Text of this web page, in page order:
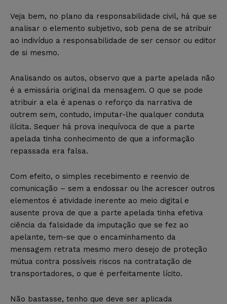
Veja bem, no plano da responsabilidade civil, há que se
analisar o elemento subjetivo, sob pena de se atribuir
ao indivíduo a responsabilidade de ser censor ou editor
de si mesmo.
Analisando os autos, observo que a parte apelada não
é a emissária original da mensagem. O que se pode
atribuir a ela é apenas o reforço da narrativa de
outrem sem, contudo, imputar-lhe qualquer conduta
ilícita. Sequer há prova inequívoca de que a parte
apelada tinha conhecimento de que a informação
repassada era falsa.
Com efeito, o simples recebimento e reenvio de
comunicação – sem a endossar ou lhe acrescer outros
elementos é atividade inerente ao meio digital e
ausente prova de que a parte apelada tinha efetiva
ciência da falsidade da imputação que se fez ao
apelante, tem-se que o encaminhamento da
mensagem retrata mesmo mero desejo de proteção
mútua contra possíveis riscos na contratação de
transportadores, o que é perfeitamente lícito.
Não bastasse, tenho que deve ser aplicada